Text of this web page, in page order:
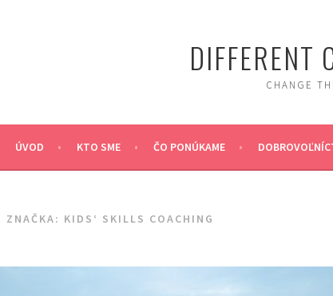
DIFFERENT
CHANGE
ÚVOD KTO SME ČO PONÚKAME
ZNAČKA: KIDS‘ SKILLS COACHING